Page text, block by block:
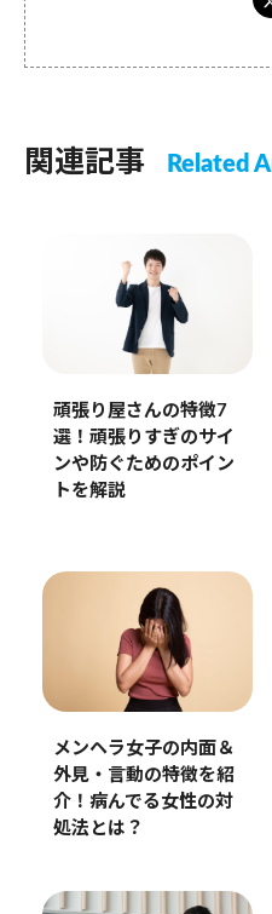
関連記事 Related
頑張り屋さんの特徴7
選！頑張りすぎのサイ
ンや防ぐためのポイン
トを解説
メンヘラ女子の内面＆
外見・言動の特徴を紹
介！病んでる女性の対
処法とは？